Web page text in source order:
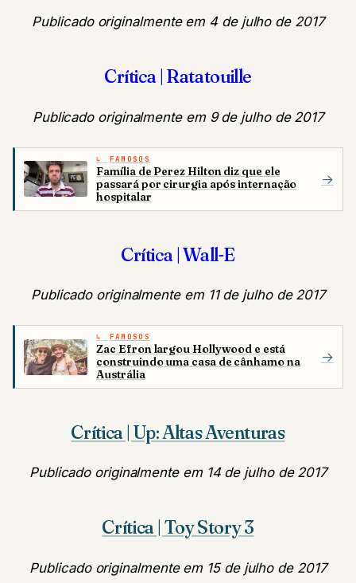
Publicado originalmente em 4 de julho de 2017
Crítica | Ratatouille
Publicado originalmente em 9 de julho de 2017
FAMOSOS
Família de Perez Hilton diz que ele
passará por cirurgia após internação
hospitalar
→
Crítica | Wall-E
Publicado originalmente em 11 de julho de 2017
FAMOSOS
Zac Efron largou Hollywood e está
construindo uma casa de cânhamo na
Austrália
→
Crítica | Up: Altas Aventuras
Publicado originalmente em 14 de julho de 2017
Crítica | Toy Story 3
Publicado originalmente em 15 de julho de 2017